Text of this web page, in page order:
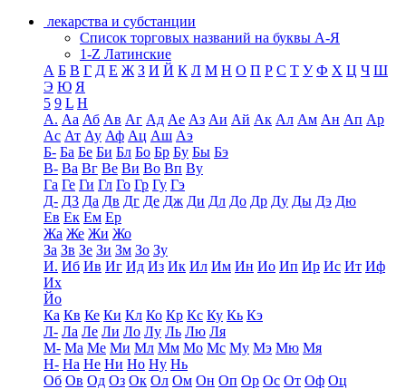
лекарства и субстанции
Список торговых названий на буквы А-Я
1-Z Латинские
А Б В Г Д Е Ж З И Й К Л М Н О П Р С Т У Ф Х Ц Ч Ш
Э Ю Я
5 9 L H
А. Аа Аб Ав Аг Ад Ае Аз Аи Ай Ак Ал Ам Ан Ап Ар
Ас Ат Ау Аф Ац Аш Аэ
Б- Ба Бе Би Бл Бо Бр Бу Бы Бэ
В- Ва Вг Ве Ви Во Вп Ву
Га Ге Ги Гл Го Гр Гу Гэ
Д- Д3 Да Дв Дг Де Дж Ди Дл До Др Ду Ды Дэ Дю
Ев Ек Ем Ер
Жа Же Жи Жо
За Зв Зе Зи Зм Зо Зу
И. Иб Ив Иг Ид Из Ик Ил Им Ин Ио Ип Ир Ис Ит Иф
Их
Йо
Ка Кв Ке Ки Кл Ко Кр Кс Ку Кь Кэ
Л- Ла Ле Ли Ло Лу Ль Лю Ля
М- Ма Ме Ми Мл Мм Мо Мс Му Мэ Мю Мя
Н- На Не Ни Но Ну Нь
Об Ов Од Оз Ок Ол Ом Он Оп Ор Ос От Оф Оц